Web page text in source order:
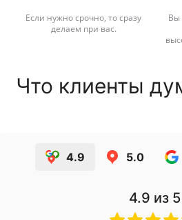
Если нужно срочно, то сразу
делаем при вас.
Вы
Что клиенты
4.9 5.0
4.9 из 5